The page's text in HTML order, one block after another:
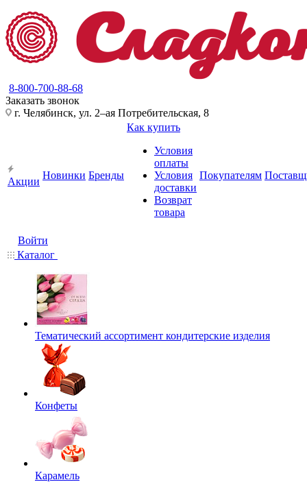
8-800-700-88-68
Заказать звонок
г. Челябинск, ул. 2–ая Потребительская, 8
Акции
Новинки Бренды
Как купить
Условия
оплаты
Условия
доставки
Возврат
товара
Покупателям
Войти
Каталог
Тематический ассортимент кондитерские изделия
Конфеты
Карамель